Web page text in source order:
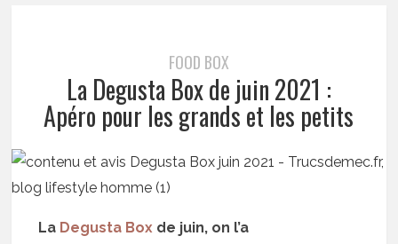
FOOD BOX
La Degusta Box de juin 2021 :
Apéro pour les grands et les petits
La Degusta Box de juin, on l’a